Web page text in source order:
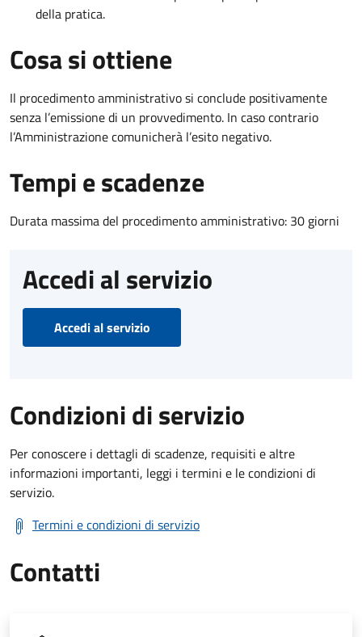
della pratica.
Cosa si ottiene
Il procedimento amministrativo si conclude positivamente
senza l’emissione di un provvedimento. In caso contrario
l’Amministrazione comunicherà l’esito negativo.
Tempi e scadenze
Durata massima del procedimento amministrativo: 30 giorni
Accedi al servizio
Accedi al servizio
Condizioni di servizio
Per conoscere i dettagli di scadenze, requisiti e altre
informazioni importanti, leggi i termini e le condizioni di
servizio.
Termini e condizioni di servizio
Contatti